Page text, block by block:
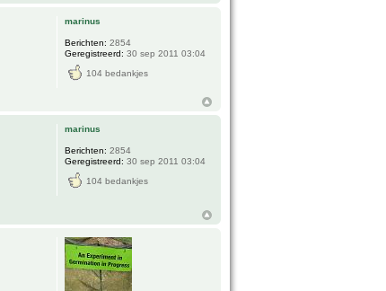
marinus
Berichten: 2854
Geregistreerd: 30 sep 2011 03:04
104 bedankjes
marinus
Berichten: 2854
Geregistreerd: 30 sep 2011 03:04
104 bedankjes